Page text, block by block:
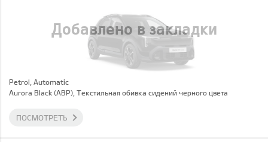
Добавлено в закладки
Petrol, Automatic
Aurora Black (ABP), Текстильная обивка сидений черного цвета
ПОСМОТРЕТЬ